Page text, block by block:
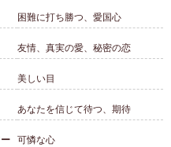
困難に打ち勝つ、愛国心
友情、真実の愛、秘密の恋
美しい目
あなたを信じて待つ、期待
可憐な心